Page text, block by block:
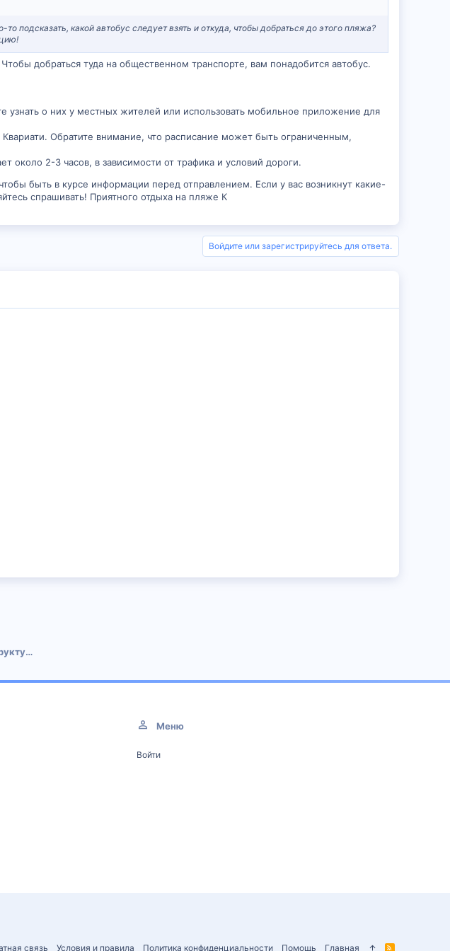
подсказать, какой автобус следует взять и откуда, чтобы добраться до этого пляжа?
добраться туда на общественном транспорте, вам понадобится автобус.
о них у местных жителей или использовать мобильное приложение для
Обратите внимание, что расписание может быть ограниченным,
около 2-3 часов, в зависимости от трафика и условий дороги.
быть в курсе информации перед отправлением. Если у вас возникнут какие-
спрашивать! Приятного отдыха на пляже К
Войдите или зарегистрируйтесь для ответа.
Общественный транспорт и инфраструктура
Меню
Войти
связь Условия и правила Политика конфиденциальности Помощь Главная R